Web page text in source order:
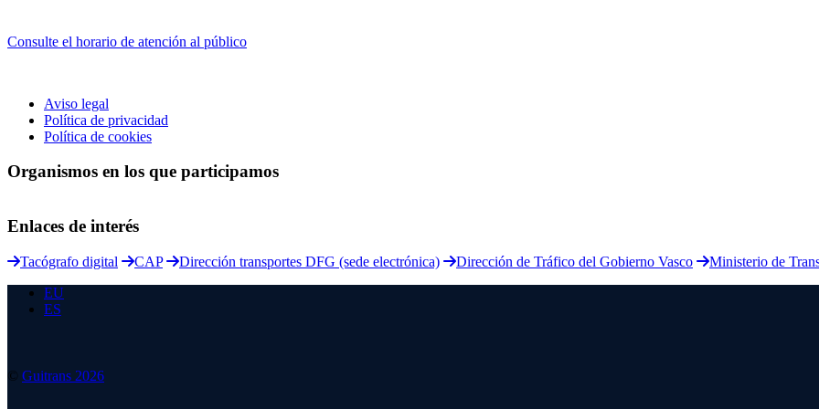
Consulte el horario de atención al público
Aviso legal
Política de privacidad
Política de cookies
Organismos en los que participamos
Enlaces de interés
Tacógrafo digital CAP Dirección transportes DFG (sede electrónica) Dirección de Tráfico del Gobierno Vasco
Ministerio de
EU
ES
© Guitrans 2026